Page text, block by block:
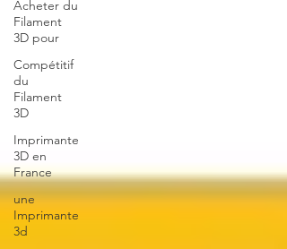
Acheter du
Filament
3D pour
Compétitif
du
Filament
3D
Imprimante
3D en
France
une
Imprimante
3d